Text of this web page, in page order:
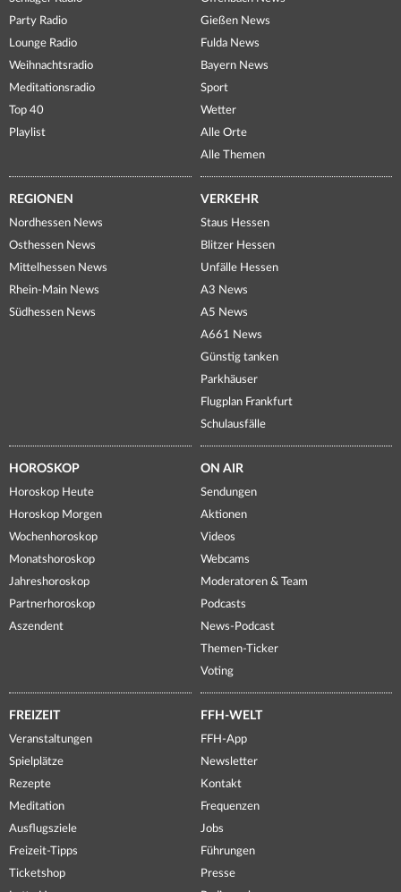
Party Radio
Lounge Radio
Weihnachtsradio
Meditationsradio
Top 40
Playlist
Gießen News
Fulda News
Bayern News
Sport
Wetter
Alle Orte
Alle Themen
REGIONEN
Nordhessen News
Osthessen News
Mittelhessen News
Rhein-Main News
Südhessen News
VERKEHR
Staus Hessen
Blitzer Hessen
Unfälle Hessen
A3 News
A5 News
A661 News
Günstig tanken
Parkhäuser
Flugplan Frankfurt
Schulausfälle
HOROSKOP
Horoskop Heute
Horoskop Morgen
Wochenhoroskop
Monatshoroskop
Jahreshoroskop
Partnerhoroskop
Aszendent
ON AIR
Sendungen
Aktionen
Videos
Webcams
Moderatoren & Team
Podcasts
News-Podcast
Themen-Ticker
Voting
FREIZEIT
Veranstaltungen
Spielplätze
Rezepte
Meditation
Ausflugsziele
Freizeit-Tipps
Ticketshop
FFH-WELT
FFH-App
Newsletter
Kontakt
Frequenzen
Jobs
Führungen
Presse